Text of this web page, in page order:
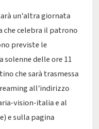
un'altra giornata
celebra il patrono
previste le
solenne delle ore 11
che sarà trasmessa
all'indirizzo
vision-italia e al
e sulla pagina